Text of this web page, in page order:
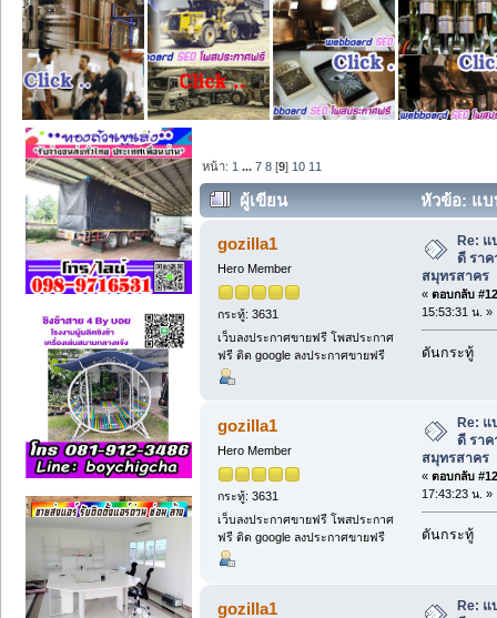
หน้า: 1 ...7 8 [9] 10 11
ผู้เขียน
หัวข้อ: แบ
สมุทรสาคร (อ่าน 1128 ครั้ง)
gozilla1
Hero Member
กระทู้: 3631
เว็บลงประกาศขายฟรี โพสประกาศ
ฟรี ติด google ลงประกาศขายฟรี
Re:
ดี รา
สมุทรสาคร
« ตอบกลับ
15:53:31 น. »
ดันกระทู้
gozilla1
Hero Member
กระทู้: 3631
เว็บลงประกาศขายฟรี โพสประกาศ
ฟรี ติด google ลงประกาศขายฟรี
Re:
ดี ราค
สมุทรสาคร
« ตอบกลับ
17:43:23 น. »
ดันกระทู้
gozilla1
Re: แ